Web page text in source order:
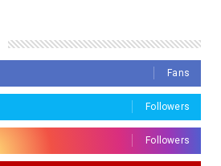
Fans
Followers
Followers